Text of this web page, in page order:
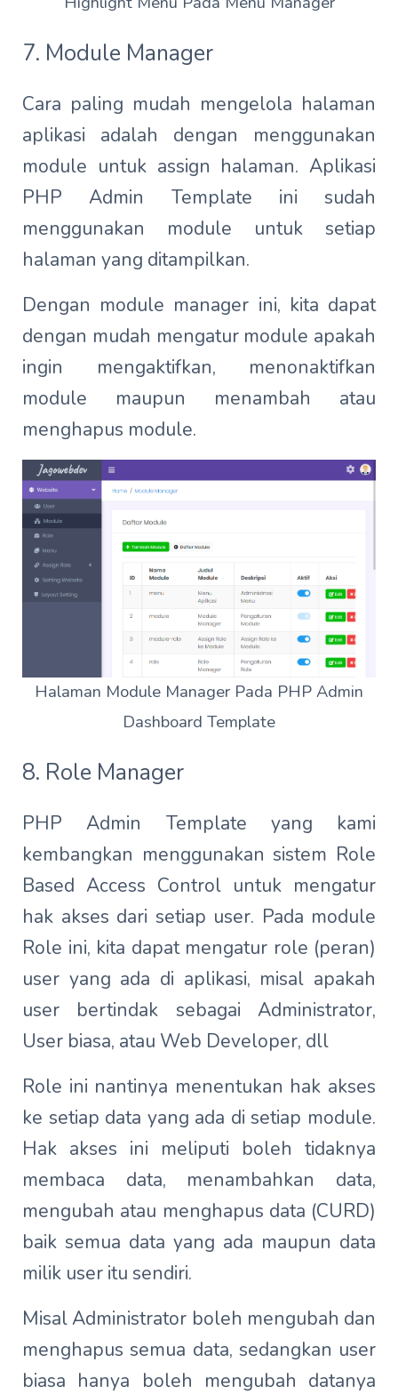
7. Module Manager
Cara paling mudah mengelola halaman
aplikasi adalah dengan menggunakan
module untuk assign halaman. Aplikasi
PHP Admin Template ini sudah
menggunakan module untuk setiap
halaman yang ditampilkan.
Dengan module manager ini, kita dapat
dengan mudah mengatur module apakah
ingin mengaktifkan, menonaktifkan
module maupun menambah atau
menghapus module.
Halaman Module Manager Pada PHP Admin
Dashboard Template
8. Role Manager
PHP Admin Template yang kami
kembangkan menggunakan sistem Role
Based Access Control untuk mengatur
hak akses dari setiap user. Pada module
Role ini, kita dapat mengatur role (peran)
user yang ada di aplikasi, misal apakah
user bertindak sebagai Administrator,
User biasa, atau Web Developer, dll
Role ini nantinya menentukan hak akses
ke setiap data yang ada di setiap module.
Hak akses ini meliputi boleh tidaknya
membaca data, menambahkan data,
mengubah atau menghapus data (CURD)
baik semua data yang ada maupun data
milik user itu sendiri.
Misal Administrator boleh mengubah dan
menghapus semua data, sedangkan user
biasa hanya boleh mengubah datanya